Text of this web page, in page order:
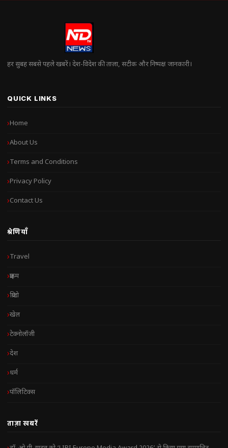
हर सुबह सबसे पहले खबरें। देश-विदेश की ताज़ा, सटीक और निष्पक्ष जानकारी।
QUICK LINKS
Home
About Us
Terms and Conditions
Privacy Policy
Contact Us
श्रेणियाँ
Travel
क्राइम
क्रिप्टो
खेल
टेक्नोलॉजी
देश
धर्म
पॉलिटिक्स
ताज़ा खबरें